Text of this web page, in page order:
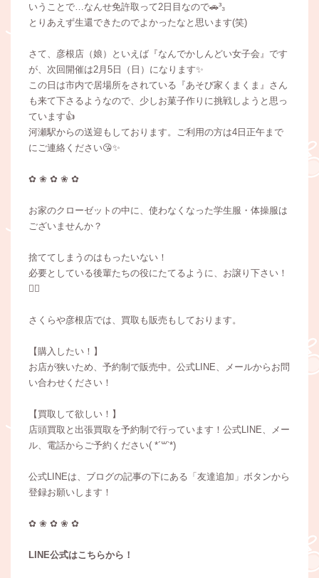
いうことで…なんせ免許取って2日目なので🚗³₃
とりあえず生還できたのでよかったなと思います(笑)
さて、彦根店（娘）といえば『なんでかしんどい女子会』です
が、次回開催は2月5日（日）になります✨
この日は市内で居場所をされている『あそび家くまくま』さん
も来て下さるようなので、少しお菓子作りに挑戦しようと思っ
ています👍
河瀬駅からの送迎もしております。ご利用の方は4日正午まで
にご連絡ください😘✨
✿ ❀ ✿ ❀ ✿
お家のクローゼットの中に、使わなくなった学生服・体操服は
ございませんか？
捨ててしまうのはもったいない！
必要としている後輩たちの役にたてるように、お譲り下さい！
🙇‍♀️
さくらや彦根店では、買取も販売もしております。
【購入したい！】
お店が狭いため、予約制で販売中。公式LINE、メールからお問
い合わせください！
【買取して欲しい！】
店頭買取と出張買取を予約制で行っています！公式LINE、メー
ル、電話からご予約ください( *´꒳`*)
公式LINEは、ブログの記事の下にある「友達追加」ボタンから
登録お願いします！
✿ ❀ ✿ ❀ ✿
LINE公式はこちらから！